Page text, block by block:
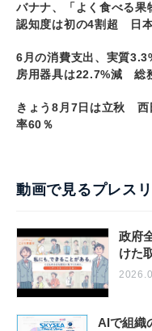
バナナ、「よく食べる
認知度は初の4割超 日
6月の消費支出、実質
房用器具は22.7%減 総
きょう8月7日は立秋 西
率60％
動画で見るプレス
政府
けた
AIで組織